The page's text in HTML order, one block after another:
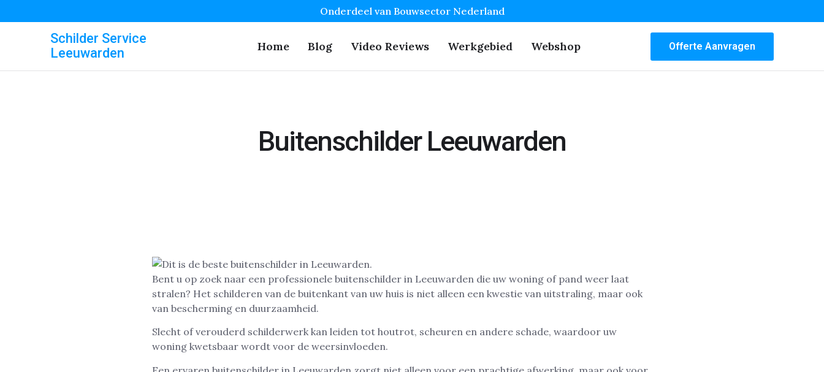
Onderdeel van Bouwsector Nederland
Schilder Service
Leeuwarden
Home Blog Video Reviews Werkgebied Webshop Offerte Aanvragen
Buitenschilder Leeuwarden
Bent u op zoek naar een professionele buitenschilder in Leeuwarden die uw woning of pand weer laat
stralen? Het schilderen van de buitenkant van uw huis is niet alleen een kwestie van uitstraling, maar ook
van bescherming en duurzaamheid.
Slecht of verouderd schilderwerk kan leiden tot houtrot, scheuren en andere schade, waardoor uw
woning kwetsbaar wordt voor de weersinvloeden.